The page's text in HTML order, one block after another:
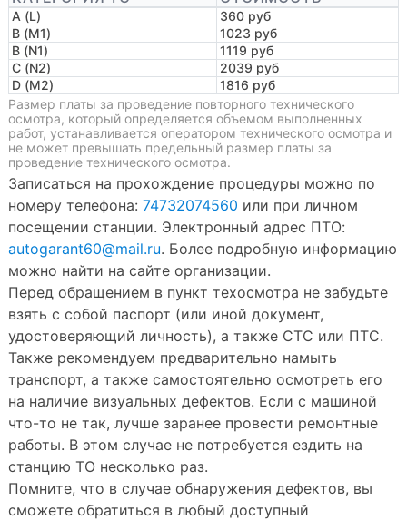
A (L)
360 руб
B (M1)
1023 руб
B (N1)
1119 руб
C (N2)
2039 руб
D (M2)
1816 руб
Размер платы за проведение повторного технического
осмотра, который определяется объемом выполненных
работ, устанавливается оператором технического осмотра и
не может превышать предельный размер платы за
проведение технического осмотра.
Записаться на прохождение процедуры можно по
номеру телефона: 74732074560 или при личном
посещении станции. Электронный адрес ПТО:
autogarant60@mail.ru. Более подробную информацию
можно найти на сайте организации.
Перед обращением в пункт техосмотра не забудьте
взять с собой паспорт (или иной документ,
удостоверяющий личность), а также СТС или ПТС.
Также рекомендуем предварительно намыть
транспорт, а также самостоятельно осмотреть его
на наличие визуальных дефектов. Если с машиной
что-то не так, лучше заранее провести ремонтные
работы. В этом случае не потребуется ездить на
станцию ТО несколько раз.
Помните, что в случае обнаружения дефектов, вы
сможете обратиться в любый доступный